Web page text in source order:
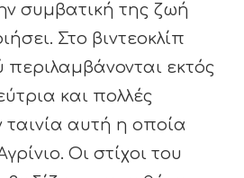
συμβατική της ζωή
Στο βιντεοκλίπ
περιλαμβάνονται εκτός
και πολλές
αυτή η οποία
Οι στίχοι του